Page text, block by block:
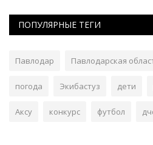
ПОПУЛЯРНЫЕ ТЕГИ
Павлодар Павлодарская
погода Экибастуз дети
Аксу конкурс футбол